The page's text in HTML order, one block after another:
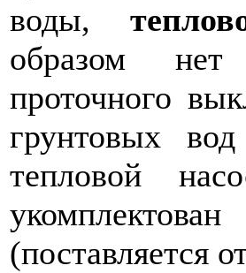
воды,
образом нет
проточного
грунтовых
тепловой
(поставляется